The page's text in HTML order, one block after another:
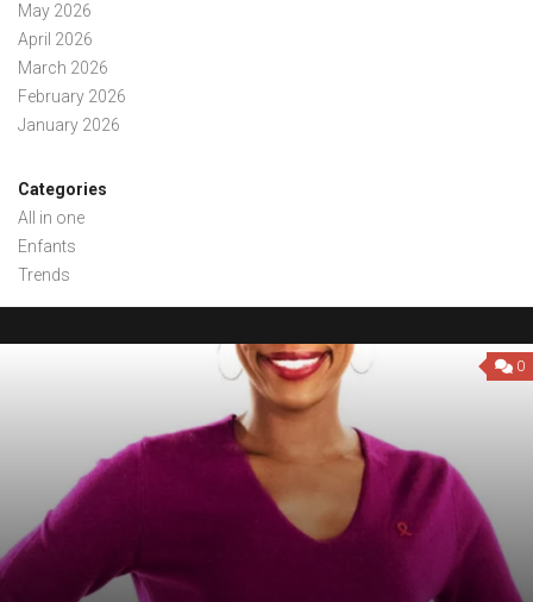
May 2026
April 2026
March 2026
February 2026
January 2026
Categories
All in one
Enfants
Trends
0